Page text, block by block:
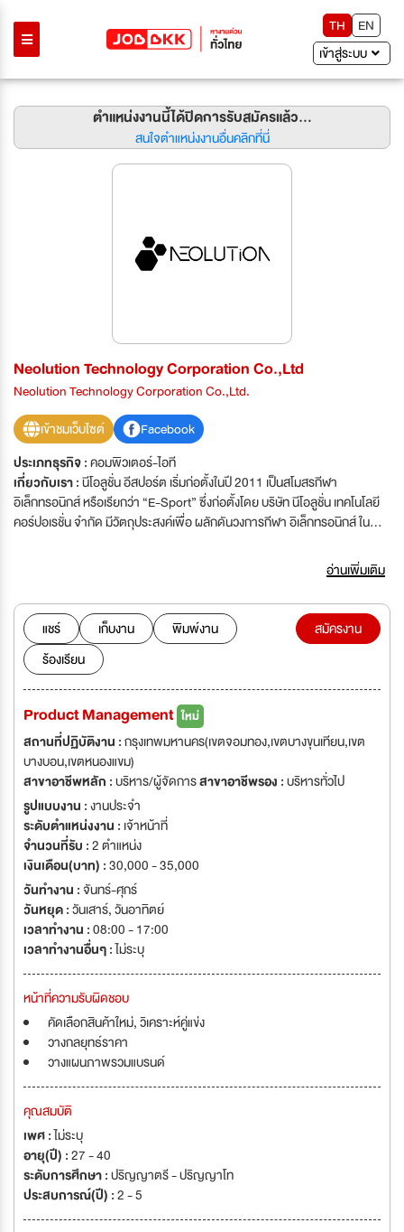
TH
EN
เข้าสู่ระบบ
ตำแหน่งงานนี้ได้ปิดการรับสมัครแล้ว...
สนใจตำแหน่งงานอื่นคลิกที่นี่
Neolution Technology Corporation Co.,Ltd
Neolution Technology Corporation Co.,Ltd.
เข้าชมเว็บไซต์
Facebook
ประเภทธุรกิจ :คอมพิวเตอร์-ไอที
เกี่ยวกับเรา :นีโอลูชั่น อีสปอร์ต เริ่มก่อตั้งในปี 2011 เป็นสโมสรกีฬา
อิเล็กทรอนิกส์ หรือเรียกว่า “E-Sport” ซึ่งก่อตั้งโดย บริษัท นีโอลูชั่น เทคโนโลยี
คอร์ปอเรชั่น จำกัด มีวัตถุประสงค์เพื่อ ผลักดันวงการกีฬา อิเล็กทรอนิกส์ ใน
ยอมรับและมองการเล่นเกมส์ ให้เป็นไปในทางบวก โดย นีโอลูชั่น อีสปอร์ต เริ่มจด
ทะเบียนเป็นบริษัท เมื่อปี 2012 โดยใช้ชื่อว่า “บริษัท นีโอลูชั่น อีสปอร์ต จำกัด” (
Neolution E-Sport Co.,ltd ) ด้วยศักยภาพของธุรกิจเกมมิ่งครบวงจร
Neolution E-Sport ( https://www.neolutionesport.com ) ซึ่งประกอบด้วย
แฟรนไชน์ร้านอินเตอร์เน็ตคาเฟ่ที่มีสาขามากที่สุดในประเทศไทย ทีมนักกีฬา E-
Sport ระดับประเทศที่ไปคว้ารางวัลระดับโลก และการเป็นเจ้าของแบรนด์เกมมิ่ง
เกียร์ชั้นนำ ที่ได้รับการยอมรับจากเกมเมอร์ ว่าเป็นเกมมิ่งเกียร์คุณภาพสูง ใน
ราคาย่อมเยาว์ สายพันธุ์ไทยแท้แบรนด์เดียวที่สามารถขึ้นไปเทียบเคียงกับแบรนด์
ชั้นนำระดับโลก
อ่านเพิ่มเติม
แชร์ เก็บงาน
พิมพ์งาน
ร้องเรียน
สมัครงาน
Product Management ใหม่
สถานที่ปฏิบัติงาน :กรุงเทพมหานคร(เขตจอมทอง,เขตบางขุนเทียน,เขต
บางบอน,เขตหนองแขม)
สาขาอาชีพหลัก :บริหาร/ผู้จัดการสาขาอาชีพรอง :บริหารทั่วไป
รูปแบบงาน :งานประจำ
ระดับตำแหน่งงาน : เจ้าหน้าที่
จำนวนที่รับ :2 ตำแหน่ง
เงินเดือน(บาท) :30,000 - 35,000
วันทำงาน :จันทร์-ศุกร์
วันหยุด :วันเสาร์,วันอาทิตย์
เวลาทำงาน :08:00 - 17:00
เวลาทำงานอื่นๆ :ไม่ระบุ
หน้าที่ความรับผิดชอบ
คัดเลือกสินค้าใหม่, วิเคราะห์คู่แข่ง
วางกลยุทธ์ราคา
วางแผนภาพรวมแบรนด์
คุณสมบัติ
เพศ :ไม่ระบุ
อายุ(ปี) :27 - 40
ระดับการศึกษา :ปริญญาตรี - ปริญญาโท
ประสบการณ์(ปี) :2 - 5